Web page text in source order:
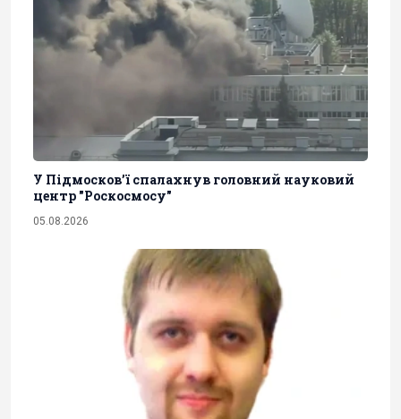
У Підмосков’ї спалахнув головний науковий
центр "Роскосмосу"
05.08.2026